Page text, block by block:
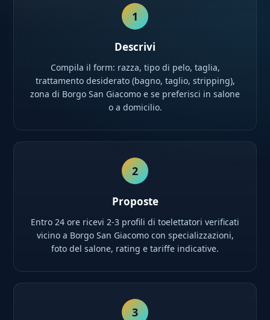
1
Descrivi
Compila il form: razza, tipo di pelo, taglia,
trattamento desiderato (bagno, taglio, stripping),
zona di Borgo San Giacomo e se preferisci in salone
o a domicilio.
2
Proposte
Entro 24 ore ricevi 2-3 profili di toelettatori verificati
vicino a Borgo San Giacomo con specializzazioni,
foto del salone, rating e tariffe indicative.
3